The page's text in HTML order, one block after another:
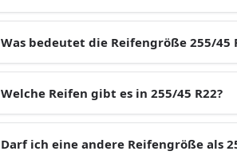
Was bedeutet die Reifengröße 255/45
Welche Reifen gibt es in 255/45 R22?
Darf ich eine andere Reifengröße als